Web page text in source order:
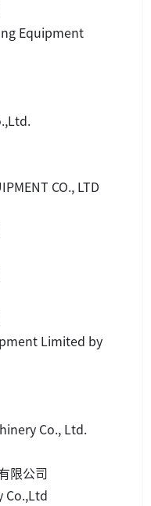
Equipment
CO., LTD
Limited by
Co., Ltd.
限公司
Co.,Ltd